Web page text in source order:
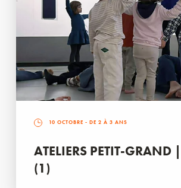
10 OCTOBRE - DE 2 À 3 ANS
ATELIERS PETIT-GRAND
(1)